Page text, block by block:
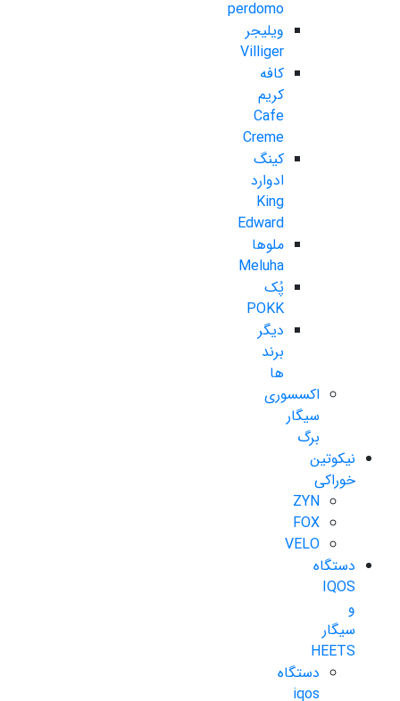
perdomo
ویلیجر
Villiger
کافه
کریم
Cafe
Creme
کینگ
ادوارد
King
Edward
ملوها
Meluha
پُک
POKK
دیگر
برند
ها
اکسسوری
سیگار
برگ
نیکوتین
خوراکی
ZYN
FOX
VELO
دستگاه
IQOS
و
سیگار
HEETS
دستگاه
iqos